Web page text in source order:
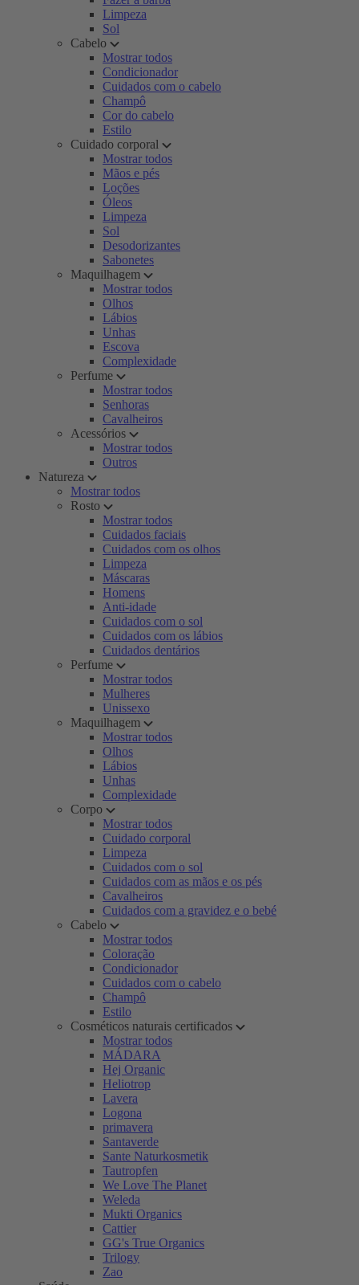
Limpeza
Sol
Cabelo
Mostrar todos
Condicionador
Cuidados com o cabelo
Champô
Cor do cabelo
Estilo
Cuidado corporal
Mostrar todos
Mãos e pés
Loções
Óleos
Limpeza
Sol
Desodorizantes
Sabonetes
Maquilhagem
Mostrar todos
Olhos
Lábios
Unhas
Escova
Complexidade
Perfume
Mostrar todos
Senhoras
Cavalheiros
Acessórios
Mostrar todos
Outros
Natureza
Mostrar todos
Rosto
Mostrar todos
Cuidados faciais
Cuidados com os olhos
Limpeza
Máscaras
Homens
Anti-idade
Cuidados com o sol
Cuidados com os lábios
Cuidados dentários
Perfume
Mostrar todos
Mulheres
Unissexo
Maquilhagem
Mostrar todos
Olhos
Lábios
Unhas
Complexidade
Corpo
Mostrar todos
Cuidado corporal
Limpeza
Cuidados com o sol
Cuidados com as mãos e os pés
Cavalheiros
Cuidados com a gravidez e o bebé
Cabelo
Mostrar todos
Coloração
Condicionador
Cuidados com o cabelo
Champô
Estilo
Cosméticos naturais certificados
Mostrar todos
MÁDARA
Hej Organic
Heliotrop
Lavera
Logona
primavera
Santaverde
Sante Naturkosmetik
Tautropfen
We Love The Planet
Weleda
Mukti Organics
Cattier
GG's True Organics
Trilogy
Zao